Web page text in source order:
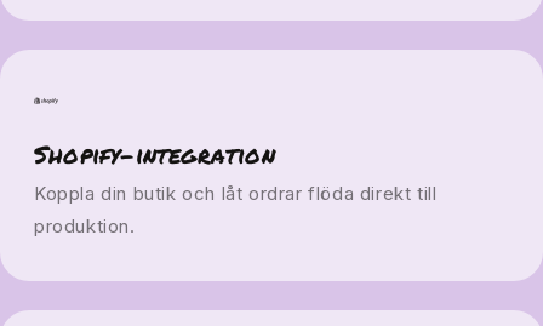
Shopify-integration
Koppla din butik och låt ordrar flöda direkt till
produktion.